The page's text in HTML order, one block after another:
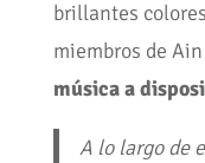
brillantes
miembros de
música a
A lo largo de